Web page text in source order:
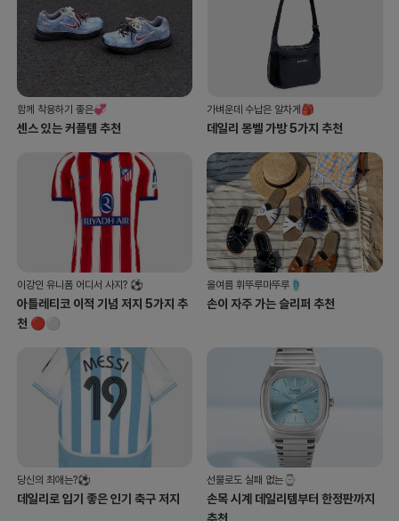
함께 착용하기 좋은💞
센스 있는 커플템 추천
가벼운데 수납은 알차게🎒
데일리 몽벨 가방 5가지 추천
이강인 유니폼 어디서 사지? ⚽️
아틀레티코 이적 기념 저지 5가지 추
천 🔴⚪️
올여름 휘뚜루마뚜루🩴
손이 자주 가는 슬리퍼 추천
당신의 최애는?⚽️
데일리로 입기 좋은 인기 축구 저지
선물로도 실패 없는⌚️
손목 시계 데일리템부터 한정판까지